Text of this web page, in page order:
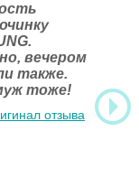
вечером
также.
тоже!
отзыва